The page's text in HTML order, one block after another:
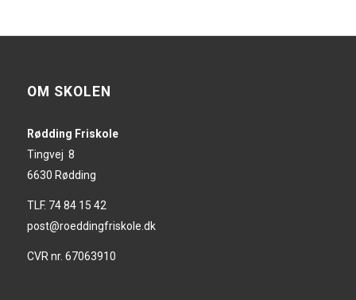
OM SKOLEN
Rødding Friskole
Tingvej 8
6630 Rødding
TLF. 74 84 15 42
post@roeddingfriskole.dk
CVR nr. 67063910